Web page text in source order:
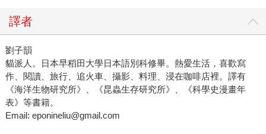
譯者
劉子韻
貓派人。日本早稻田大學日本語別科修畢。熱愛生活，喜歡寫
作、閱讀、旅行、追火車、攝影、料理、浸在咖啡店裡。譯有
《海洋生物研究所》、《昆蟲生存研究所》、《科學史漫畫年
表》等書籍。
Email: eponineliu@gmail.com